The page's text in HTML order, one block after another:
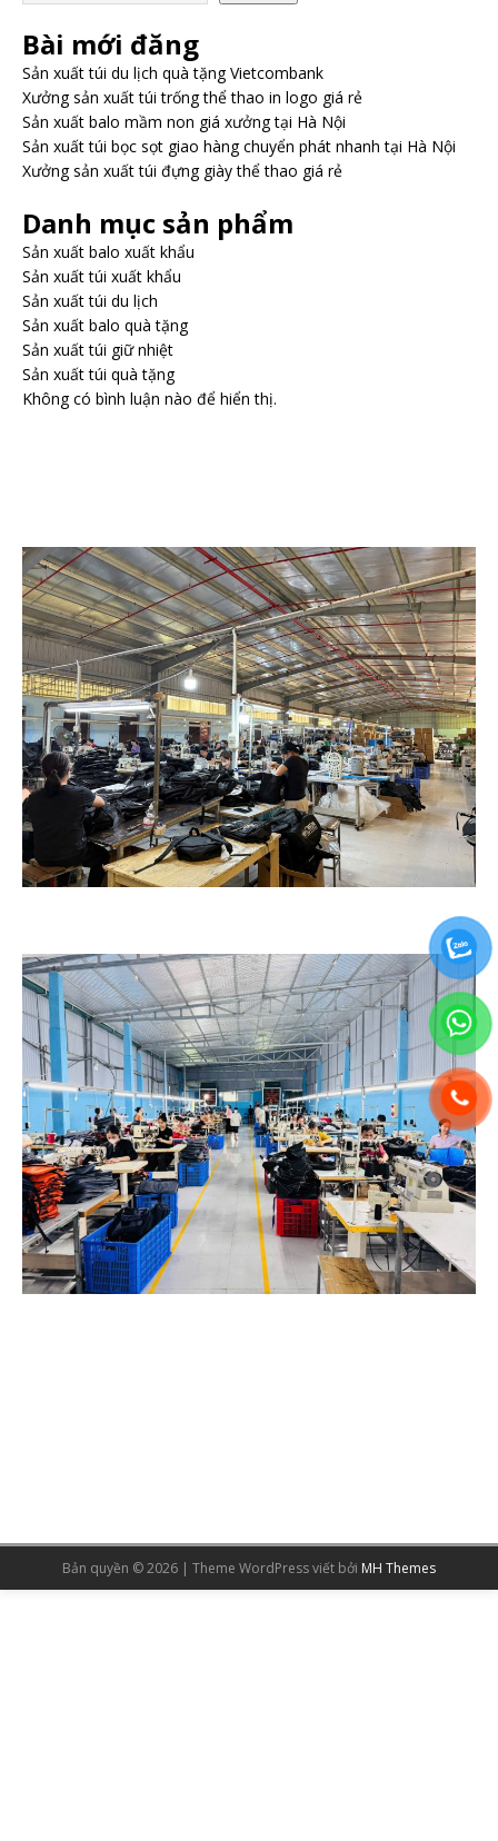
Bài mới đăng
Sản xuất túi du lịch quà tặng Vietcombank
Xưởng sản xuất túi trống thể thao in logo giá rẻ
Sản xuất balo mầm non giá xưởng tại Hà Nội
Sản xuất túi bọc sọt giao hàng chuyển phát nhanh tại Hà Nội
Xưởng sản xuất túi đựng giày thể thao giá rẻ
Danh mục sản phẩm
Sản xuất balo xuất khẩu
Sản xuất túi xuất khẩu
Sản xuất túi du lịch
Sản xuất balo quà tặng
Sản xuất túi giữ nhiệt
Sản xuất túi quà tặng
Không có bình luận nào để hiển thị.
Bản quyền © 2026 | Theme WordPress viết bởi MH Themes